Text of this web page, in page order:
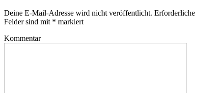
Deine E-Mail-Adresse wird nicht veröffentlicht. Erforderliche
Felder sind mit * markiert
Kommentar